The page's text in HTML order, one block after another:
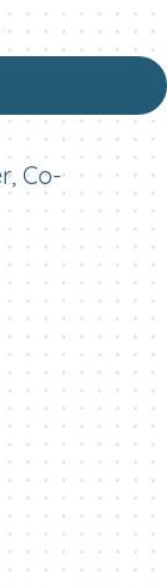
Co-